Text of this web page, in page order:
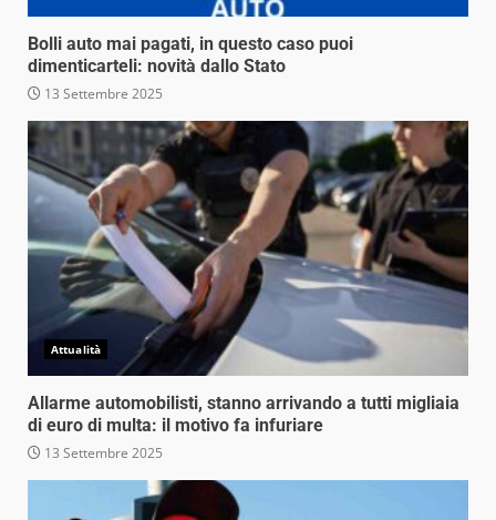
Bolli auto mai pagati, in questo caso puoi
dimenticarteli: novità dallo Stato
13 Settembre 2025
Attualità
Allarme automobilisti, stanno arrivando a tutti migliaia
di euro di multa: il motivo fa infuriare
13 Settembre 2025